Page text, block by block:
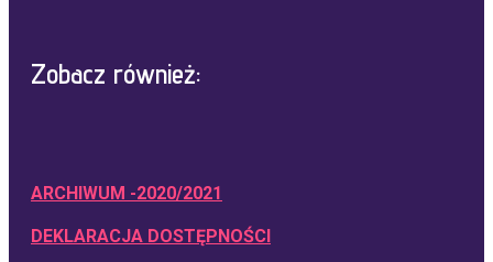
Zobacz również:
ARCHIWUM -2020/2021
DEKLARACJA DOSTĘPNOŚCI